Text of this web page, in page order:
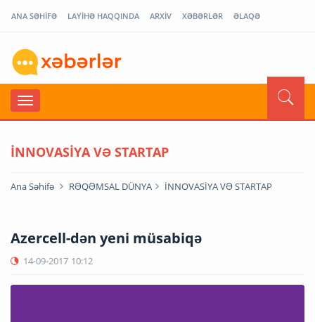
ANA SƏHİFƏ LAYİHƏ HAQQINDA ARXİV XƏBƏRLƏR ƏLAQƏ
İNNOVASİYA VƏ STARTAP
Ana Səhifə RƏQƏMSAL DÜNYA İNNOVASİYA VƏ STARTAP
Azercell-dən yeni müsabiqə
14-09-2017 10:12